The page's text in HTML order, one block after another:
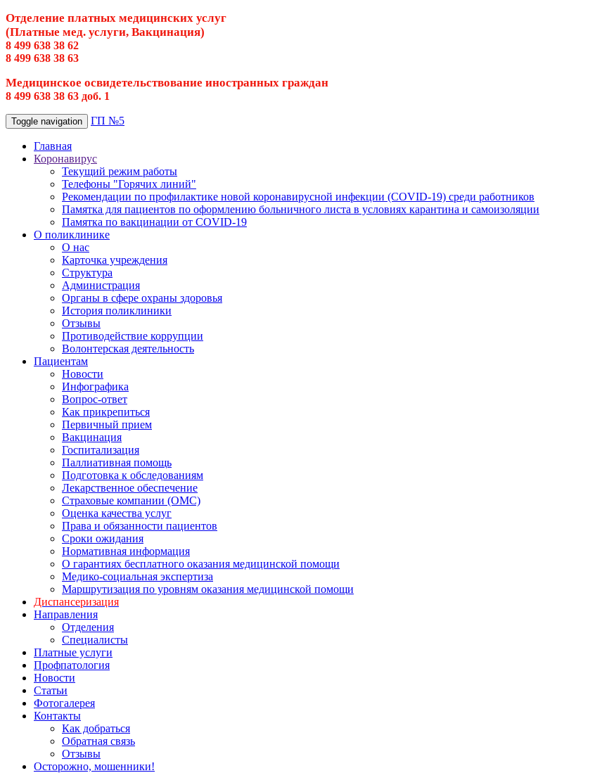
Отделение платных медицинских услуг
(Платные мед. услуги, Вакцинация)
8 499 638 38 62
8 499 638 38 63
Медицинское освидетельствование иностранных граждан
8 499 638 38 63 доб. 1
Toggle navigation ГП №5
Главная
Коронавирус
Текущий режим работы
Телефоны "Горячих линий"
Рекомендации по профилактике новой коронавирусной инфекции (COVID-19) среди работников
Памятка для пациентов по оформлению больничного листа в условиях карантина и самоизоляции
Памятка по вакцинации от COVID-19
О поликлинике
О нас
Карточка учреждения
Структура
Администрация
Органы в сфере охраны здоровья
История поликлиники
Отзывы
Противодействие коррупции
Волонтерская деятельность
Пациентам
Новости
Инфографика
Вопрос-ответ
Как прикрепиться
Первичный прием
Вакцинация
Госпитализация
Паллиативная помощь
Подготовка к обследованиям
Лекарственное обеспечение
Страховые компании (ОМС)
Оценка качества услуг
Права и обязанности пациентов
Сроки ожидания
Нормативная информация
О гарантиях бесплатного оказания медицинской помощи
Медико-социальная экспертиза
Маршрутизация по уровням оказания медицинской помощи
Диспансеризация
Направления
Отделения
Специалисты
Платные услуги
Профпатология
Новости
Статьи
Фотогалерея
Контакты
Как добраться
Обратная связь
Отзывы
Осторожно, мошенники!